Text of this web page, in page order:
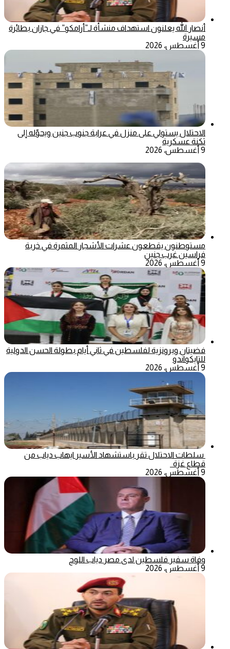
أنصار الله يعلنون استهداف منشأة لـ”أرامكو” في جازان بطائرة
مسيرة
9 أغسطس، 2026
الاحتلال يستولي على منزل في عرابة جنوب جنين ويحوّله إلى
ثكنة عسكرية
9 أغسطس، 2026
مستوطنون يقطعون عشرات الأشجار المثمرة في خربة
فراسين غرب جنين
9 أغسطس، 2026
فضيتان وبرونزية لفلسطين في ثاني أيام بطولة الحسن الدولية
للتايكواندو
9 أغسطس، 2026
سلطات الاحتلال تقر باستشهاد الأسير ايهاب دياب من
قطاع غزة
9 أغسطس، 2026
وفاة سفير فلسطين لدى مصر دياب اللوح
9 أغسطس، 2026